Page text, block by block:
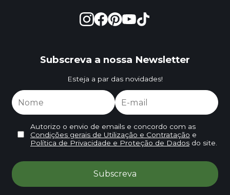
Subscreva a nossa Newsletter
Esteja a par das novidades!
Autorizo o envio de emails e concordo com as
Condições gerais de Utilização e Contratação e
Política de Privacidade e Proteção de Dadosdo site.